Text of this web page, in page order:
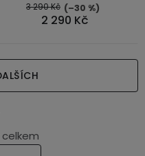
2 290 Kč
3 290 Kč (–30 %)